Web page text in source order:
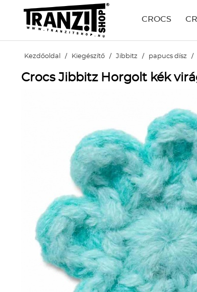
CROCS
Kezdőoldal / Kiegészítő / Jibbitz / papucs dísz /
Crocs Jibbitz Horgolt kék